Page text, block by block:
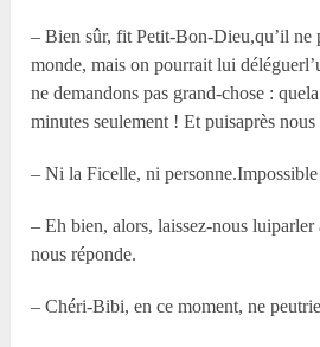
– Bien sûr, fit Petit-Bon-Dieu,qu’il ne
monde, mais on pourrait lui
ne demandons pas grand-chose :
minutes seulement ! Et puisaprès
– Ni la Ficelle, ni
– Eh bien, alors, laissez-nous luiparler
nous réponde.
– Chéri-Bibi, en ce moment, ne